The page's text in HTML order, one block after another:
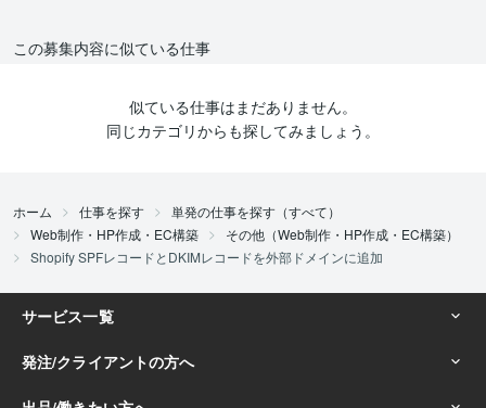
この募集内容に似ている仕事
似ている仕事はまだありません。
同じカテゴリからも探してみましょう。
ホーム 仕事を探す
単発の仕事を探す（すべて）
Web制作・HP作成・EC構築
その他（Web制作・HP作成・EC構築）
Shopify SPFレコードとDKIMレコードを外部ドメインに追加